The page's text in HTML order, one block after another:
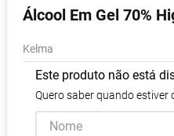
Álcool Em Gel 70%
Kelma
Este produto não está
Quero saber quando estiver
6º Desodorante
7
8 Absorvente
9º Pampers Confort
10 º